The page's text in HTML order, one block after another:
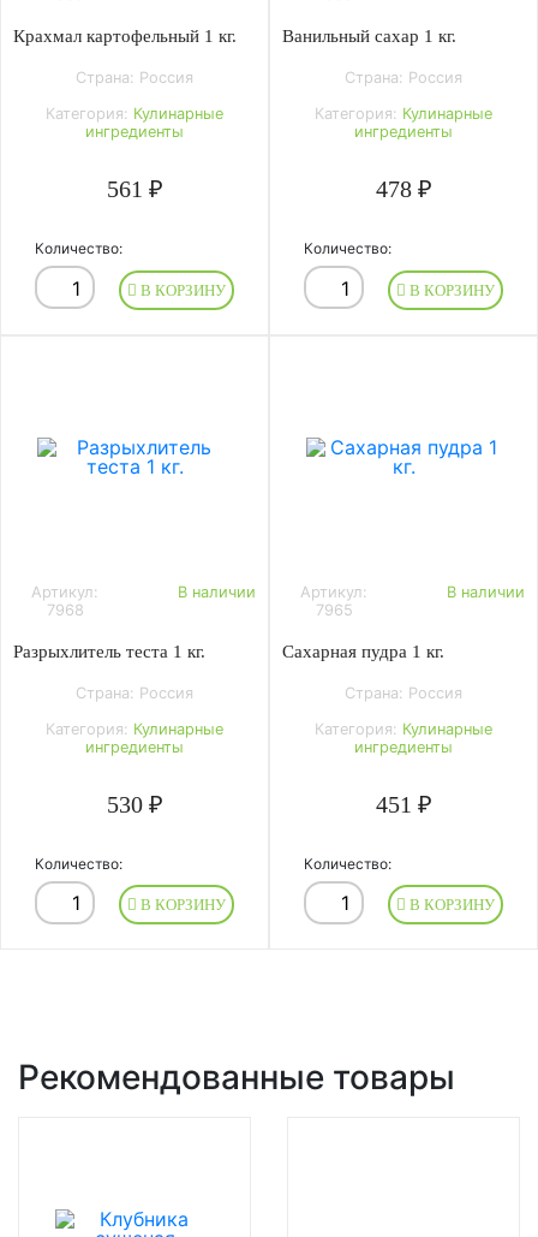
Крахмал картофельный 1 кг.
Страна: Россия
Категория: Кулинарные
ингредиенты
561 ₽
Количество:
В КОРЗИНУ
Ванильный сахар 1 кг.
Страна: Россия
Категория: Кулинарные
ингредиенты
478 ₽
Количество:
В КОРЗИНУ
Артикул:
7968
В наличии
Разрыхлитель теста 1 кг.
Страна: Россия
Категория: Кулинарные
ингредиенты
530 ₽
Количество:
В КОРЗИНУ
Артикул:
7965
В наличии
Сахарная пудра 1 кг.
Страна: Россия
Категория: Кулинарные
ингредиенты
451 ₽
Количество:
В КОРЗИНУ
Рекомендованные товары